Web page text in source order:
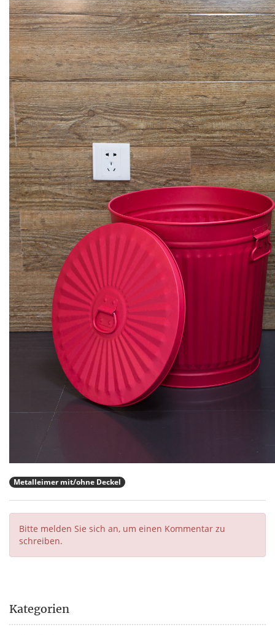
Metalleimer mit/ohne Deckel
Bitte melden Sie sich an, um einen Kommentar zu
schreiben.
Kategorien